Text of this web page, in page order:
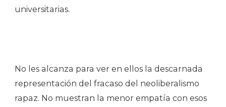
universitarias.
No les alcanza para ver en ellos la descarnada
representación del fracaso del neoliberalismo
rapaz. No muestran la menor empatía con esos